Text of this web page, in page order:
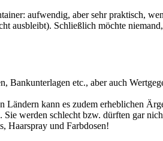
aufwendig, aber sehr praktisch,
ausbleibt). Schließlich möchte
Bankunterlagen etc., aber auch
kann es zudem erheblichen
werden schlecht bzw. dürften gar
Haarspray und Farbdosen!